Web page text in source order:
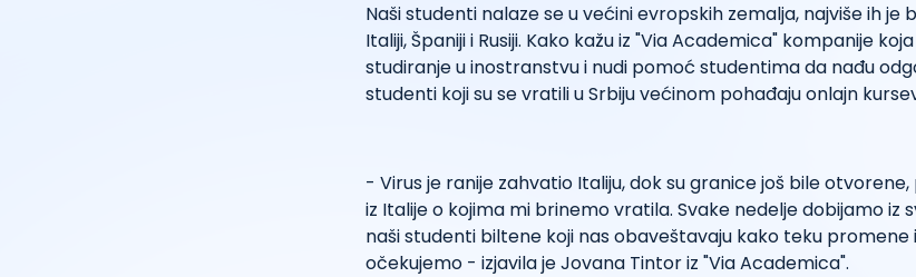
Naši studenti nalaze se u većini evropskih zemalja, najviše ih je
Italiji, Španiji i Rusiji. Kako kažu iz "Via Academica" kompanije
studiranje u inostranstvu i nudi pomoć studentima da nađu
studenti koji su se vratili u Srbiju većinom pohađaju onlajn
- Virus je ranije zahvatio Italiju, dok su granice još bile
iz Italije o kojima mi brinemo vratila. Svake nedelje dobijamo iz
naši studenti biltene koji nas obaveštavaju kako teku promene
očekujemo - izjavila je Jovana Tintor iz "Via Academica".